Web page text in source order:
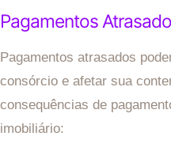
Pagamentos
Pagamentos atrasados
consórcio e afetar sua
consequências de
imobiliário: